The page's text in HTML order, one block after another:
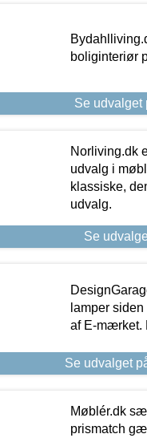
boliginteriør
Se udvalget
Norliving.dk
udvalg i
klassiske,
udvalg.
Se
lamper
af E-mærket.
Se udvalget
Møblér.dk
prismatch